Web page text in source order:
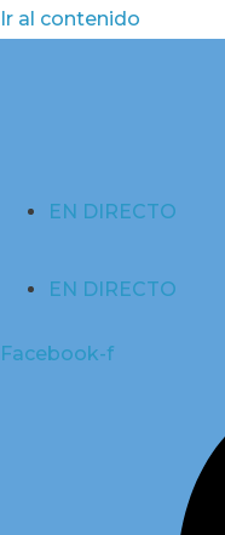
Ir al contenido
EN DIRECTO
EN DIRECTO
Facebook-f